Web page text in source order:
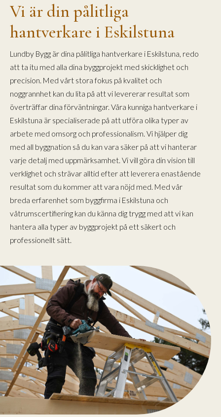
Vi är din pålitliga
hantverkare i Eskilstuna
Lundby Bygg är dina pålitliga hantverkare i Eskilstuna, redo
att ta itu med alla dina byggprojekt med skicklighet och
precision. Med vårt stora fokus på kvalitet och
noggrannhet kan du lita på att vi levererar resultat som
överträffar dina förväntningar. Våra kunniga hantverkare i
Eskilstuna är specialiserade på att utföra olika typer av
arbete med omsorg och professionalism. Vi hjälper dig
med all byggnation så du kan vara säker på att vi hanterar
varje detalj med uppmärksamhet. Vi vill göra din vision till
verklighet och strävar alltid efter att leverera enastående
resultat som du kommer att vara nöjd med. Med vår
breda erfarenhet som byggfirma i Eskilstuna och
våtrumscertifiering kan du känna dig trygg med att vi kan
hantera alla typer av byggprojekt på ett säkert och
professionellt sätt.